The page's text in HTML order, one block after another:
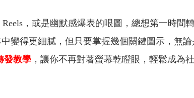
，或是幽默感爆表的哏圖，總想第一時間
變得更細膩，但只要掌握幾個關鍵圖示，無
發教學 ，讓你不再對著螢幕乾瞪眼，輕鬆成為